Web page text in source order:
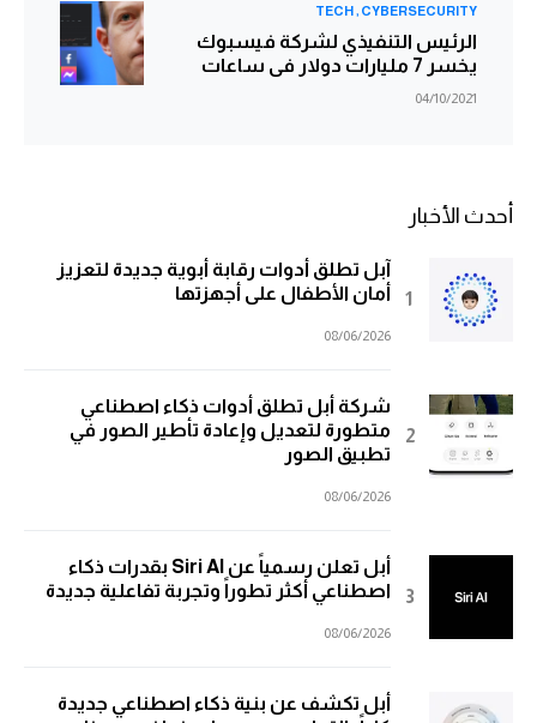
CYBERSECURITY
TECH
الرئيس التنفيذي لشركة فيسبوك
يخسر 7 مليارات دولار فى ساعات
04/10/2021
أحدث الأخبار
آبل تطلق أدوات رقابة أبوية جديدة لتعزيز
أمان الأطفال على أجهزتها
08/06/2026
شركة أبل تطلق أدوات ذكاء اصطناعي
متطورة لتعديل وإعادة تأطير الصور في
تطبيق الصور
08/06/2026
أبل تعلن رسمياً عن Siri AI بقدرات ذكاء
اصطناعي أكثر تطوراً وتجربة تفاعلية جديدة
08/06/2026
أبل تكشف عن بنية ذكاء اصطناعي جديدة